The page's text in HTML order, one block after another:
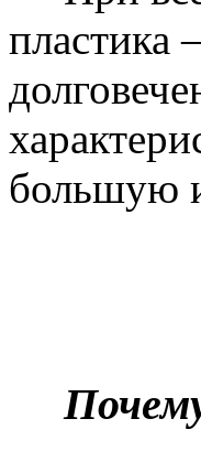
пластика
большую